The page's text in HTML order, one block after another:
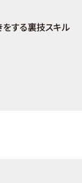
する裏技スキル